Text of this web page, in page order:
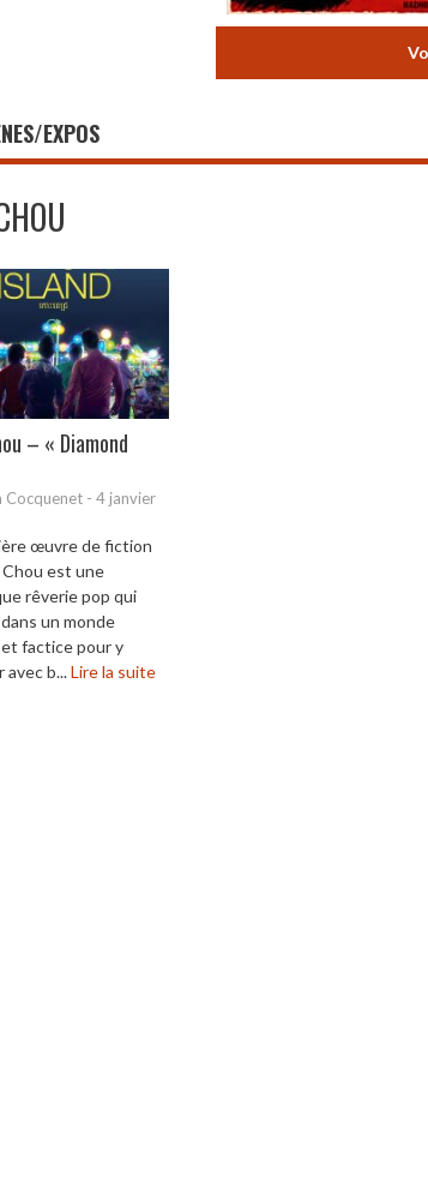
EXPOS
– « Diamond
Cocquenet - 4 janvier
œuvre de fiction
Chou est une
rêverie pop qui
un monde
factice pour y
avec b...Lire la suite